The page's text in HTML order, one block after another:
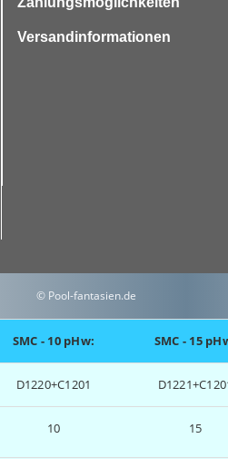
Versandinformationen
© Pool-fantasien.de
SMC - 10 pHw: SMC - 15
D1220+C1201
10 15